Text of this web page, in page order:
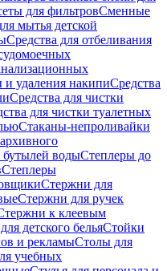
для фильтровСменные
мытья детской
Средства для отбеливания
и удаления накипиСредства
Средства для чистки
для чистки туалетных
Стаканы-непроливайки
бутылей водыСтеплеры до
Степлеры
Стержни для
Стержни для ручек
к клеевым
детского бельяСтойки
и рекламыСтолы для
учебных